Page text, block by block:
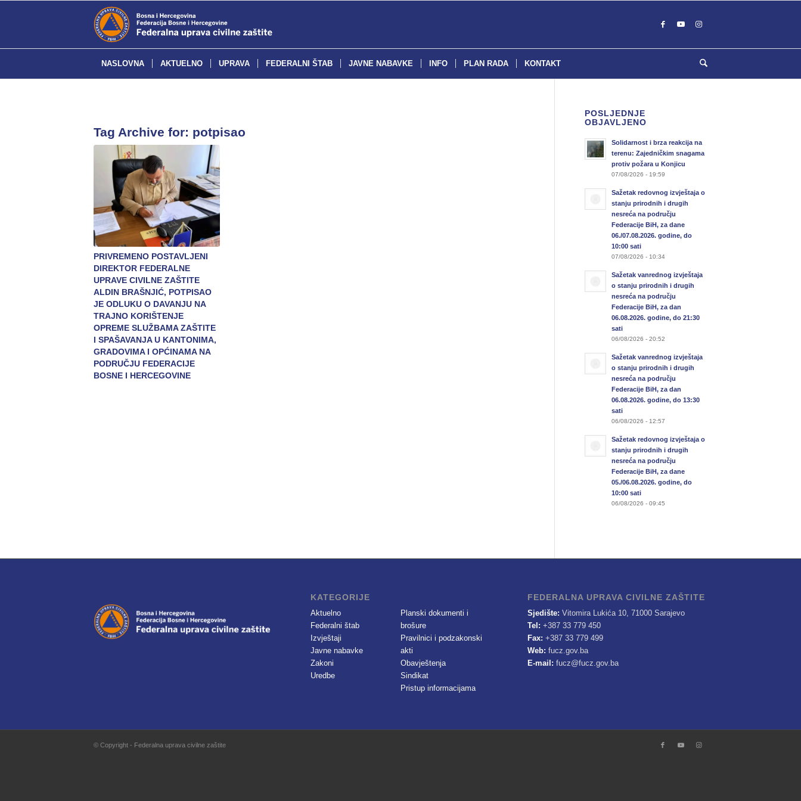
NASLOVNA AKTUELNO UPRAVA FEDERALNI ŠTAB JAVNE NABAVKE INFO PLAN RADA KONTAKT
Tag Archive for: potpisao
PRIVREMENO POSTAVLJENI
DIREKTOR FEDERALNE
UPRAVE CIVILNE ZAŠTITE
ALDIN BRAŠNJIĆ, POTPISAO
JE ODLUKU O DAVANJU NA
TRAJNO KORIŠTENJE
OPREME SLUŽBAMA ZAŠTITE
I SPAŠAVANJA U KANTONIMA,
GRADOVIMA I OPĆINAMA NA
PODRUČJU FEDERACIJE
BOSNE I HERCEGOVINE
POSLJEDNJE
OBJAVLJENO
Solidarnost i brza reakcija na
terenu: Zajedničkim snagama
protiv požara u Konjicu
07/08/2026 - 19:59
Sažetak redovnog izvještaja o
stanju prirodnih i drugih
nesreća na području
Federacije BiH, za dane
06./07.08.2026. godine, do
10:00 sati
07/08/2026 - 10:34
Sažetak vanrednog izvještaja
o stanju prirodnih i drugih
nesreća na području
Federacije BiH, za dan
06.08.2026. godine, do 21:30
sati
06/08/2026 - 20:52
Sažetak vanrednog izvještaja
o stanju prirodnih i drugih
nesreća na području
Federacije BiH, za dan
06.08.2026. godine, do 13:30
sati
06/08/2026 - 12:57
Sažetak redovnog izvještaja o
stanju prirodnih i drugih
nesreća na području
Federacije BiH, za dane
05./06.08.2026. godine, do
10:00 sati
06/08/2026 - 09:45
KATEGORIJE
Aktuelno
Federalni štab
Izvještaji
Javne nabavke
Zakoni
Uredbe
Planski dokumenti i
brošure
Pravilnici i podzakonski
akti
Obavještenja
Sindikat
Pristup informacijama
FEDERALNA UPRAVA CIVILNE ZAŠTITE
Sjedište: Vitomira Lukića 10, 71000 Sarajevo
Tel: +387 33 779 450
Fax: +387 33 779 499
Web: fucz.gov.ba
E-mail: fucz@fucz.gov.ba
© Copyright - Federalna uprava civilne zaštite